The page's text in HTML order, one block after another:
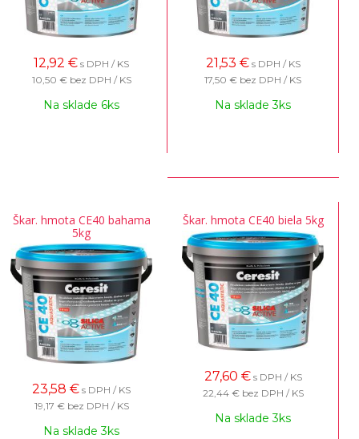
12,92 € s DPH / KS
10,50 € bez DPH / KS
Na sklade 6ks
21,53 € s DPH / KS
17,50 € bez DPH / KS
Na sklade 3ks
Škar. hmota CE40 bahama
5kg
23,58 € s DPH / KS
19,17 € bez DPH / KS
Na sklade 3ks
Škar. hmota CE40 biela 5kg
27,60 € s DPH / KS
22,44 € bez DPH / KS
Na sklade 3ks